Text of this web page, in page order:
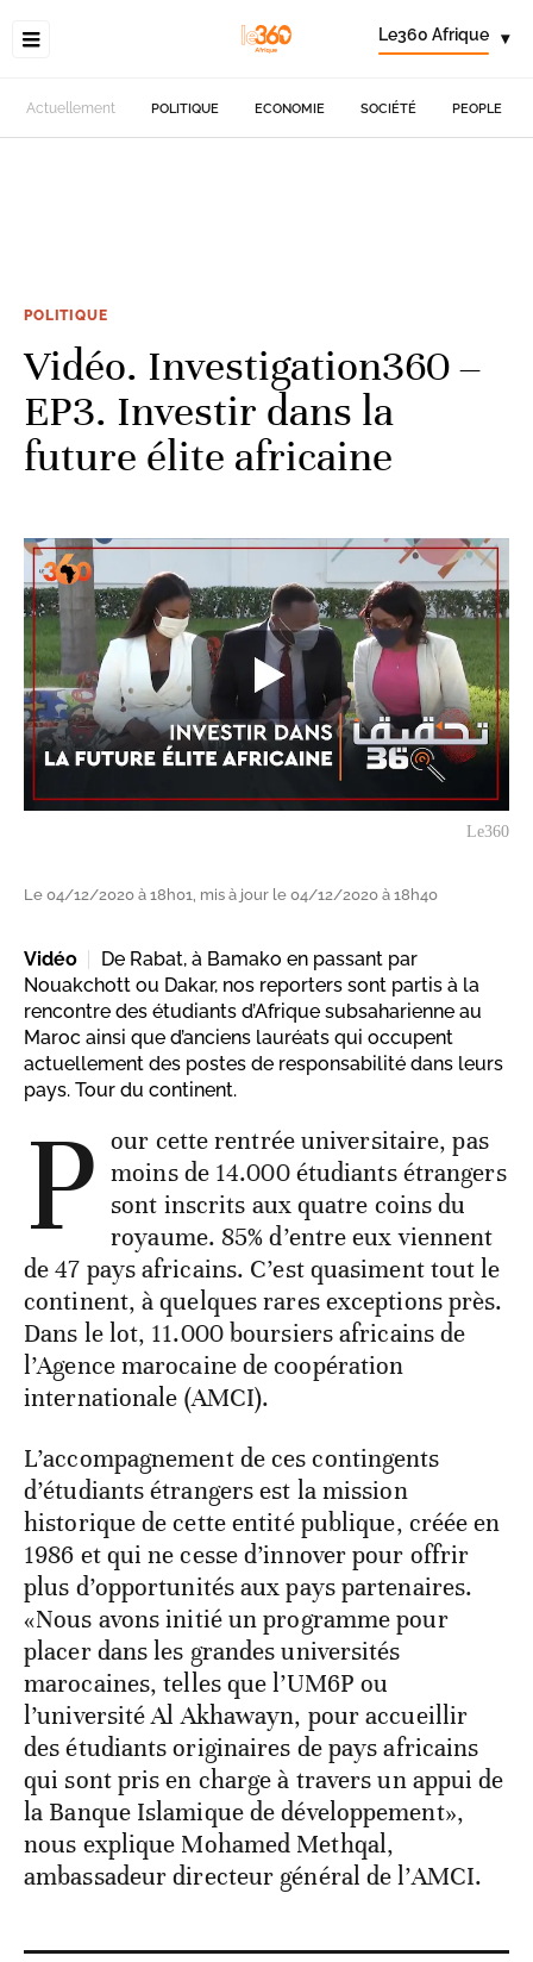
Le360 Afrique ▾
Actuellement POLITIQUE ECONOMIE SOCIÉTÉ PEOPLE
POLITIQUE
Vidéo. Investigation360 –
EP3. Investir dans la
future élite africaine
Le360
Le 04/12/2020 à 18h01, mis à jour le 04/12/2020 à 18h40
Vidéo
De Rabat, à Bamako en passant par
Nouakchott ou Dakar, nos reporters sont partis à la
rencontre des étudiants d’Afrique subsaharienne au
Maroc ainsi que d’anciens lauréats qui occupent
actuellement des postes de responsabilité dans leurs
pays. Tour du continent.
P our cette rentrée universitaire, pas
moins de 14.000 étudiants étrangers
sont inscrits aux quatre coins du
royaume. 85% d’entre eux viennent
de 47 pays africains. C’est quasiment tout le
continent, à quelques rares exceptions près.
Dans le lot, 11.000 boursiers africains de
l’Agence marocaine de coopération
internationale (AMCI).
L’accompagnement de ces contingents
d’étudiants étrangers est la mission
historique de cette entité publique, créée en
1986 et qui ne cesse d’innover pour offrir
plus d’opportunités aux pays partenaires.
«Nous avons initié un programme pour
placer dans les grandes universités
marocaines, telles que l’UM6P ou
l’université Al Akhawayn, pour accueillir
des étudiants originaires de pays africains
qui sont pris en charge à travers un appui de
la Banque Islamique de développement»,
nous explique Mohamed Methqal,
ambassadeur directeur général de l’AMCI.